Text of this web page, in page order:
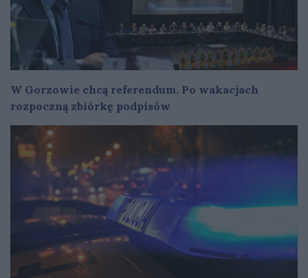
W Gorzowie chcą referendum. Po wakacjach
rozpoczną zbiórkę podpisów